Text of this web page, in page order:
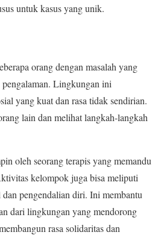
untuk kasus yang unik.
orang dengan masalah yang
pengalaman. Lingkungan ini
yang kuat dan rasa tidak sendirian.
lain dan melihat langkah-langkah
oleh seorang terapis yang memandu
kelompok juga bisa meliputi
pengendalian diri. Ini membantu
dari lingkungan yang mendorong
rasa solidaritas dan